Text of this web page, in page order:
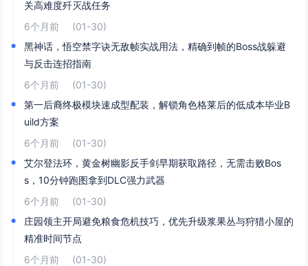
关高难度歼灭战任务
6个月前
(01-30)
黑神话，悟空禁字诀无敌帧实战用法，精确到帧的Boss战躲避
与反击连招指南
6个月前
(01-30)
第一后裔终极模块速成型配装，解锁角色格莱后的低成本毕业B
uild方案
6个月前
(01-30)
艾尔登法环，黄金树幽影反手剑早期获取路径，无需击败Bos
s，10分钟跑图拿到DLC强力武器
6个月前
(01-30)
庄园领主开局避免粮食危机技巧，优先升级浆果丛与狩猎小屋的
精准时间节点
6个月前
(01-30)